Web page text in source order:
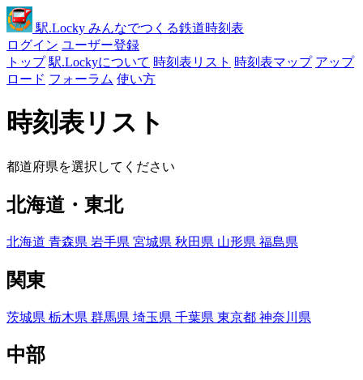
駅.Locky みんなでつくる鉄道時刻表
ログイン ユーザー登録
トップ 駅.Lockyについて 時刻表リスト 時刻表マップ アップ
ロード フォーラム 使い方
時刻表リスト
都道府県を選択してください
北海道・東北
北海道 青森県 岩手県 宮城県 秋田県 山形県 福島県
関東
茨城県 栃木県 群馬県 埼玉県 千葉県 東京都 神奈川県
中部